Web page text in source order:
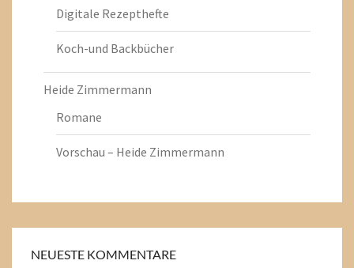
Digitale Rezepthefte
Koch-und Backbücher
Heide Zimmermann
Romane
Vorschau – Heide Zimmermann
NEUESTE KOMMENTARE